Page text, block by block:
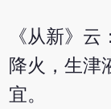
《从新》
降火，生津
宜。